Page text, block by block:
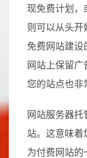
现免费计划，
则可以从头开
免费网站建设
网站上保留
您的站点也非
网站服务器托
站。这意味着
为付费网站的